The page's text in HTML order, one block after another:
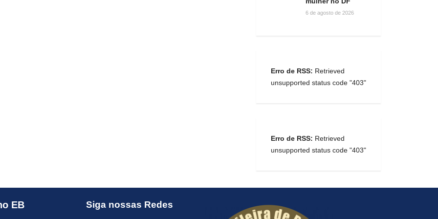
6 de agosto de 2026
Erro de RSS: Retrieved
unsupported status code "403"
Erro de RSS: Retrieved
unsupported status code "403"
EB Siga nossas Redes